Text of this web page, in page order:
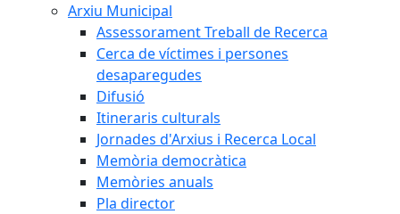
Arxiu Municipal
Assessorament Treball de Recerca
Cerca de víctimes i persones
desaparegudes
Difusió
Itineraris culturals
Jornades d'Arxius i Recerca Local
Memòria democràtica
Memòries anuals
Pla director